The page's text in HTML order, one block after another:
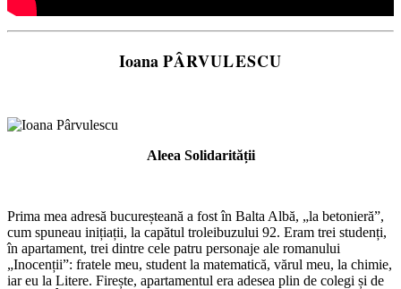
IoanaPÂRVULESCU
Aleea Solidarității
Prima mea adresă bucureșteană a fost în Balta Albă, „la betonieră”,
cum spuneau inițiații, la capătul troleibuzului 92. Eram trei studenți,
în apartament, trei dintre cele patru personaje ale romanului
„Inocenții”: fratele meu, student la matematică, vărul meu, la chimie,
iar eu la Litere. Firește, apartamentul era adesea plin de colegi și de